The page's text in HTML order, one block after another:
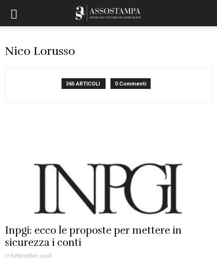
Nico Lorusso
365 ARTICOLI 0 Commenti
Inpgi: ecco le proposte per mettere in
sicurezza i conti
17 Settembre 2016